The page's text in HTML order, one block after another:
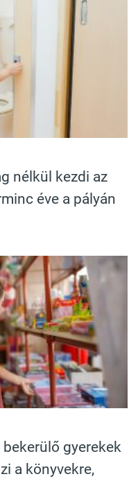
nélkül kezdi az
éve a pályán
gyerekek
a könyvekre,